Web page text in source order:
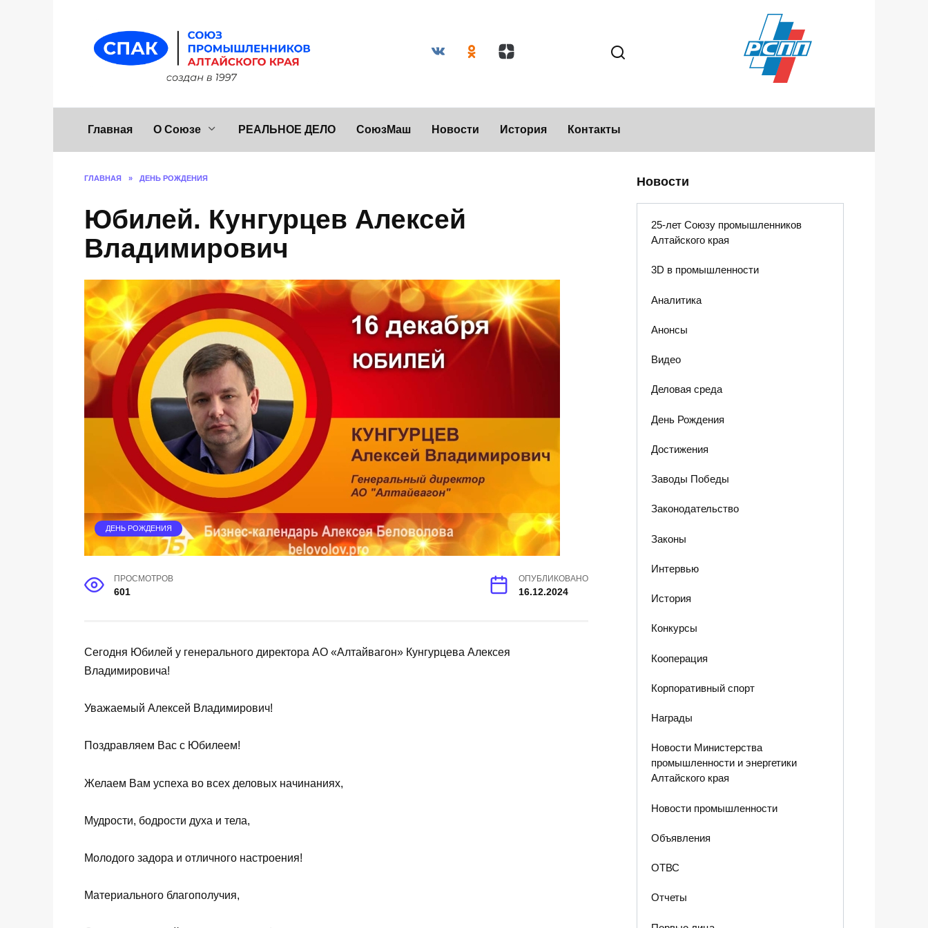
Главная О Союзе РЕАЛЬНОЕ ДЕЛО СоюзМаш Новости История Контакты
ГЛАВНАЯ » ДЕНЬ РОЖДЕНИЯ
Юбилей. Кунгурцев Алексей
Владимирович
ДЕНЬ РОЖДЕНИЯ
ПРОСМОТРОВ
601
ОПУБЛИКОВАНО
16.12.2024
Сегодня Юбилей у генерального директора АО «Алтайвагон» Кунгурцева Алексея
Владимировича!
Уважаемый Алексей Владимирович!
Поздравляем Вас с Юбилеем!
Желаем Вам успеха во всех деловых начинаниях,
Мудрости, бодрости духа и тела,
Молодого задора и отличного настроения!
Материального благополучия,
Новости
25-лет Союзу промышленников
Алтайского края
3D в промышленности
Аналитика
Анонсы
Видео
Деловая среда
День Рождения
Достижения
Заводы Победы
Законодательство
Законы
Интервью
История
Конкурсы
Кооперация
Корпоративный спорт
Награды
Новости Министерства
промышленности и энергетики
Алтайского края
Новости промышленности
Объявления
ОТВС
Отчеты